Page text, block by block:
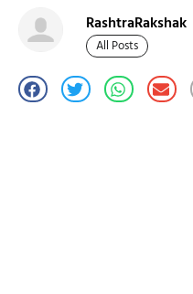
RashtraRakshak
All Posts